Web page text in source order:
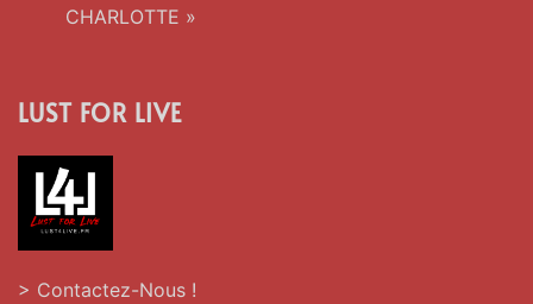
CHARLOTTE »
LUST FOR LIVE
> Contactez-Nous !